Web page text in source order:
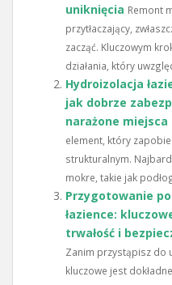
uniknięcia Remont
przytłaczający,
zacząć. Kluczowym
działania, który
Hydroizolacja
jak dobrze
narażone miejsca
element, który
strukturalnym.
mokre, takie jak
Przygotowanie
łazience:
trwałość i
Zanim przystąpisz do
kluczowe jest